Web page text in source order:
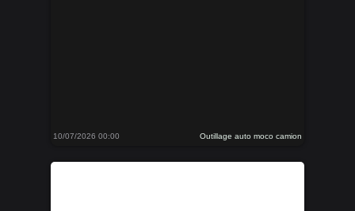
10/07/2026 00:00 Outillage auto moco camion